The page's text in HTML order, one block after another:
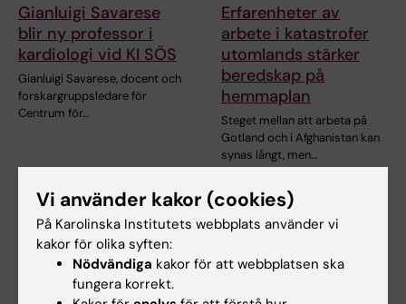
Gianluigi Savarese
blir ny professor i
kardiologi vid KI SÖS
Gianluigi Savarese, docent och
forskargruppsledare för
Centrum för…
Erfarenheter av
arbete i katastrofer
utomlands stärker
beredskap på
hemmaplan
Steget mellan att arbeta på
Gotland och i Afghanistan kan
synas långt, men…
Vi använder kakor (cookies)
På Karolinska Institutets webbplats använder vi
kakor för olika syften:
Nödvändiga kakor för att webbplatsen ska
fungera korrekt.